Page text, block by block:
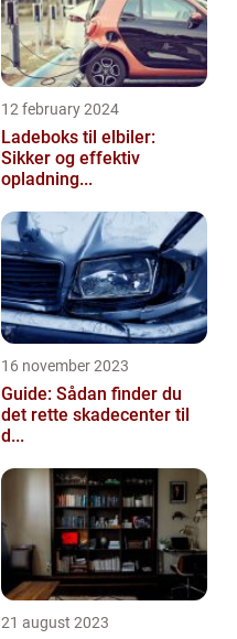
12 february 2024
Ladeboks til elbiler:
Sikker og effektiv
opladning...
16 november 2023
Guide: Sådan finder du
det rette skadecenter til
d...
21 august 2023